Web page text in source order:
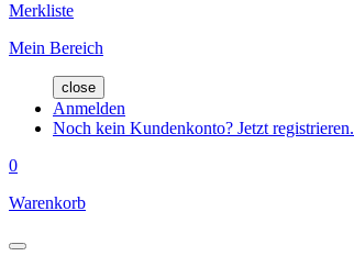
Merkliste
Mein Bereich
close
Anmelden
Noch kein Kundenkonto? Jetzt registrieren.
0
Warenkorb